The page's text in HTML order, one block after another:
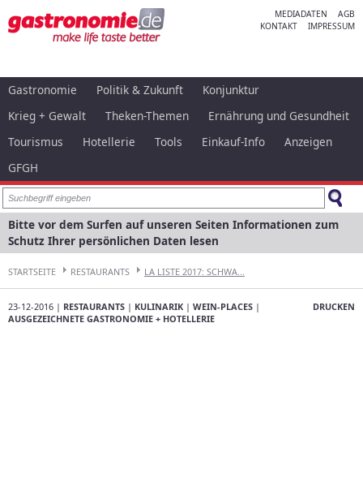
MEDIADATEN
AGB
KONTAKT
IMPRESSUM
Gastronomie Politik & Zukunft
Konjunktur
Krieg + Gewalt
Theken-Themen
Ernährung und Gesundheit
Tourismus
Hotellerie Tools Einkauf-Info
Anzeigen
GFGH
Bitte vor dem Surfen auf unseren Seiten Informationen zum
Schutz Ihrer persönlichen Daten lesen
STARTSEITE RESTAURANTS LA LISTE 2017: SCHWA...
DRUCKEN
23-12-2016 | RESTAURANTS | KULINARIK | WEIN-PLACES |
AUSGEZEICHNETE GASTRONOMIE + HOTELLERIE